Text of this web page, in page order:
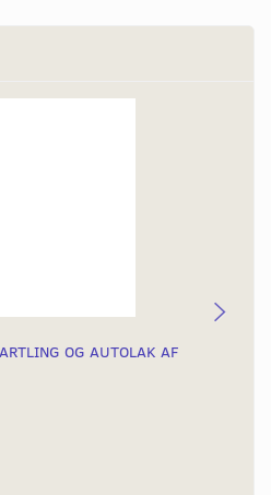
OG AUTOLAK AF